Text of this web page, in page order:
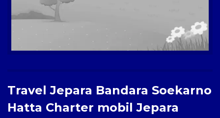
Pengiriman Barang
Travel Jepara Bandara Soekarno
Hatta Charter mobil Jepara